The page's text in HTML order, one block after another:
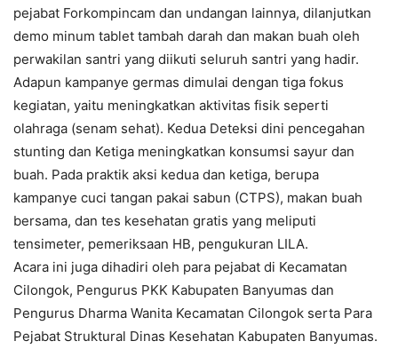
pejabat Forkompincam dan undangan lainnya, dilanjutkan
demo minum tablet tambah darah dan makan buah oleh
perwakilan santri yang diikuti seluruh santri yang hadir.
Adapun kampanye germas dimulai dengan tiga fokus
kegiatan, yaitu meningkatkan aktivitas fisik seperti
olahraga (senam sehat). Kedua Deteksi dini pencegahan
stunting dan Ketiga meningkatkan konsumsi sayur dan
buah. Pada praktik aksi kedua dan ketiga, berupa
kampanye cuci tangan pakai sabun (CTPS), makan buah
bersama, dan tes kesehatan gratis yang meliputi
tensimeter, pemeriksaan HB, pengukuran LILA.
Acara ini juga dihadiri oleh para pejabat di Kecamatan
Cilongok, Pengurus PKK Kabupaten Banyumas dan
Pengurus Dharma Wanita Kecamatan Cilongok serta Para
Pejabat Struktural Dinas Kesehatan Kabupaten Banyumas.